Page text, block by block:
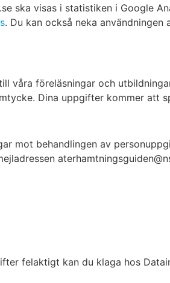
ska visas i statistiken i Google
. Du kan också neka
våra föreläsningar och
Dina uppgifter kommer att
mot behandlingen av
felaktigt kan du klaga hos